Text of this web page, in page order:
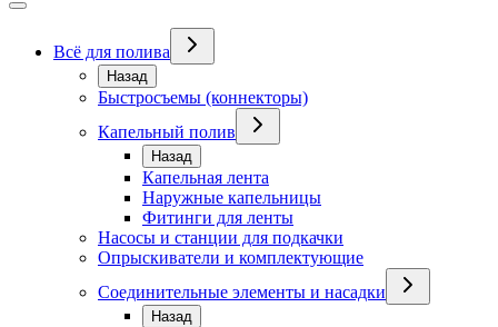
Всё для полива
Назад
Быстросъемы (коннекторы)
Капельный полив
Назад
Капельная лента
Наружные капельницы
Фитинги для ленты
Насосы и станции для подкачки
Опрыскиватели и комплектующие
Соединительные элементы и насадки
Назад